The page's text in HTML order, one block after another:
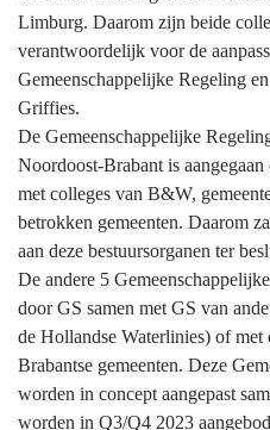
Limburg. Daarom zijn beide
verantwoordelijk voor de
Gemeenschappelijke Regeling
Griffies.
De Gemeenschappelijke
Noordoost-Brabant is
met colleges van B&W,
betrokken gemeenten. Daarom
aan deze bestuursorganen ter
De andere 5
door GS samen met GS van
de Hollandse Waterlinies) of
Brabantse gemeenten. Deze
worden in concept aangepast
worden in Q3/Q4 2023